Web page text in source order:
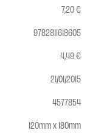
7,20 €
9782811618605
4,49 €
21/01/2015
4577854
120mm x 180mm